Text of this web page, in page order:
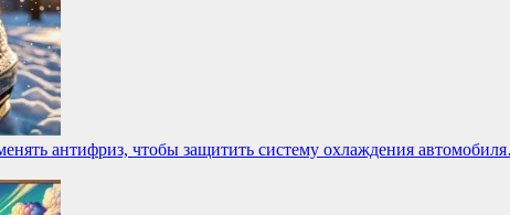
антифриз, чтобы защитить систему охлаждения